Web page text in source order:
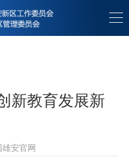
新教育发展新
雄安官网